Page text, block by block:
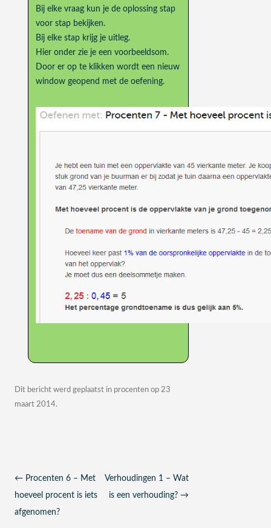
Bij elke vraag kun je de oplossing stap
voor stap bekijken.
Bij elke stap krijg je uitleg.
Hier onder zie je een voorbeeldsom.
Door er op te klikken wordt een nieuw
window geopend met de oefening.
Dit bericht werd geplaatst in procenten op 23
maart 2014.
Berichtnavigatie
← Procenten 6 – Met
hoeveel procent is iets
afgenomen?
Verhoudingen 1 – Wat
is een verhouding?→